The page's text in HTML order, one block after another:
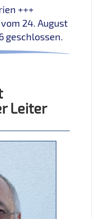
+++
24. August
geschlossen.
Leiter